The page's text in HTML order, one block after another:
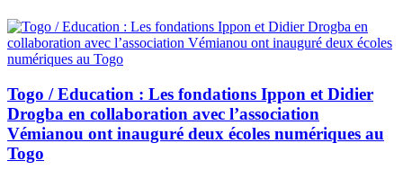
Togo / Education : Les fondations Ippon et Didier
Drogba en collaboration avec l’association
Vémianou ont inauguré deux écoles numériques au
Togo